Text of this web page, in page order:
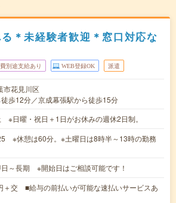
＊未経験者歓迎＊窓口対応な
別途支給あり WEB登録OK 派遣
市花見川区
歩12分／京成幕張駅から徒歩15分
※日曜・祝日＋1日がお休みの週休2日制。
※休憩は60分。※土曜日は8時半～13時の勤務
日～長期 ※開始日はご相談可能です！
＋交 ■給与の前払いが可能な速払いサービスあ